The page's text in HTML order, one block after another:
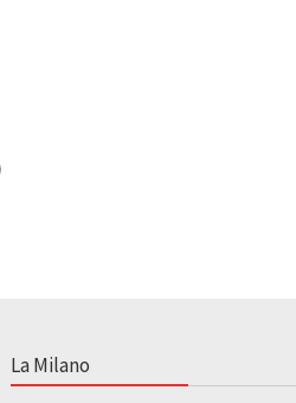
La Milano